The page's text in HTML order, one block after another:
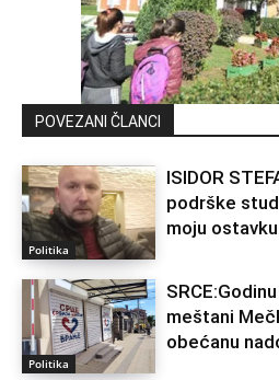
POVEZANI ČLANCI
Politika
ISIDOR
podrške
moju ostavku
Politika
meštani
obećanu